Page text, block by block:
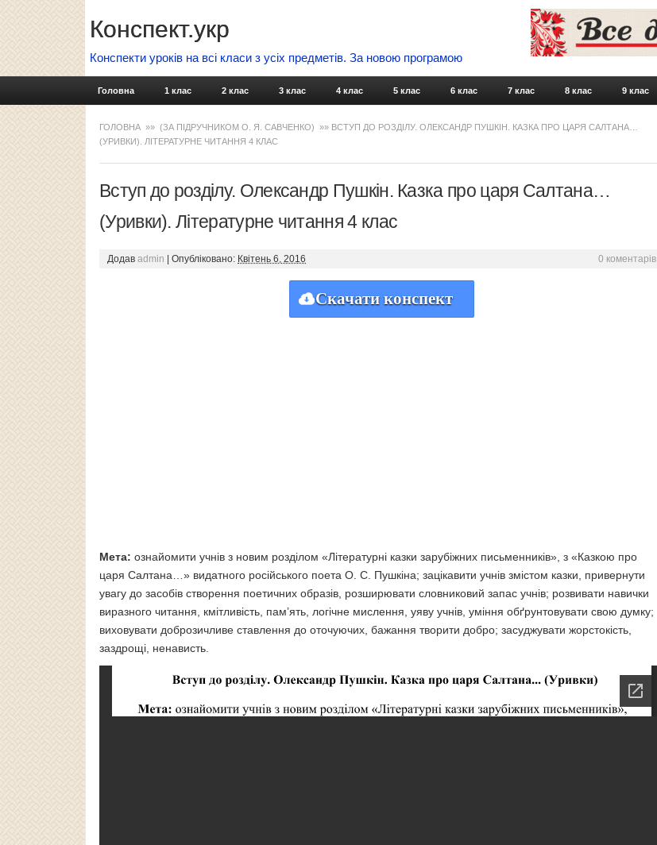
Конспект.укр
Конспекти уроків на всі класи з усіх предметів. За новою програмою
Skip to content
Головна 1 клас 2 клас 3 клас 4 клас 5 клас 6 клас 7 клас 8 клас 9 клас
ГОЛОВНА »» (ЗА ПІДРУЧНИКОМ О. Я. САВЧЕНКО) »» ВСТУП ДО РОЗДІЛУ. ОЛЕКСАНДР ПУШКІН. КАЗКА ПРО ЦАРЯ САЛТАНА…
(УРИВКИ). ЛІТЕРАТУРНЕ ЧИТАННЯ 4 КЛАС
Вступ до розділу. Олександр Пушкін. Казка про царя Салтана…
(Уривки). Літературне читання 4 клас
Додав admin Опубліковано: Квітень 6, 2016 0 коментарів
Скачати конспект
Мета: ознайомити учнів з новим розділом «Літературні казки зарубіжних письменни­ків», з «Казкою про
царя Салтана…» видатного російського поета О. С. Пушкіна; за­цікавити учнів змістом казки, привернути
увагу до засобів створення поетичних образів, розширювати словниковий запас учнів; розвивати навички
виразного чи­тання, кмітливість, пам’ять, логічне мислення, уяву учнів, уміння обґрунтовувати свою думку;
виховувати доброзичливе ставлення до оточуючих, бажання творити добро; засуджувати жорстокість,
заздрощі, ненависть.